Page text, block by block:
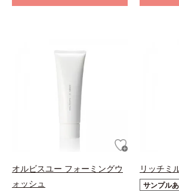
オルビスユー フォーミングウ
ォッシュ
リッチミ
サンプル